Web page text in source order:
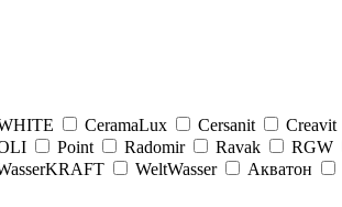
CeramaLux Cersanit Creavit
Point Radomir Ravak RGW
WeltWasser Акватон